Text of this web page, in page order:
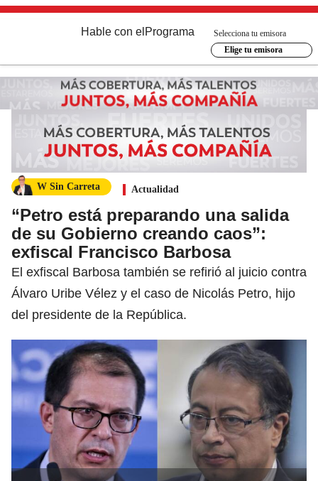
Hable con el Programa
Selecciona tu emisora
Elige tu emisora
W Sin Carreta Actualidad
“Petro está preparando una salida
de su Gobierno creando caos”:
exfiscal Francisco Barbosa
El exfiscal Barbosa también se refirió al juicio contra
Álvaro Uribe Vélez y el caso de Nicolás Petro, hijo
del presidente de la República.